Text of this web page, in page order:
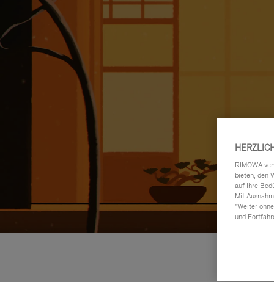
RIMOWA
bieten, den
auf Ihre
Mit
"Weiter
und